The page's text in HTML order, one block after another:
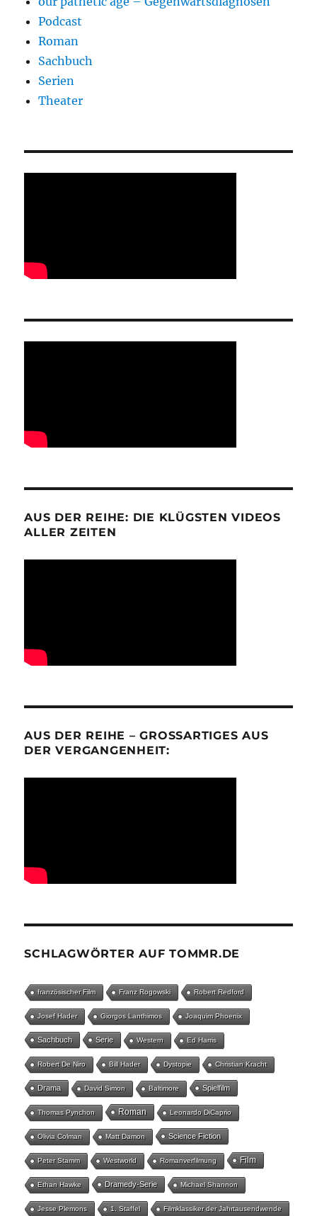
Podcast
Roman
Sachbuch
Serien
Theater
AUS DER REIHE: DIE KLÜGSTEN VIDEOS
ALLER ZEITEN
AUS DER REIHE – GROSSARTIGES AUS D
ER VERGANGENHEIT:
SCHLAGWÖRTER AUF TOMMR.DE
französischer Film Franz Rogowski Robert Redford
Josef Hader Giorgos Lanthimos Joaquim Phoenix
Sachbuch Serie Western Ed Harris
Robert De Niro Bill Hader Dystopie Christian Kracht
Drama David Simon Baltimore Spielfilm
Thomas Pynchon Roman Leonardo DiCaprio
Olivia Colman Matt Damon Science Fiction
Peter Stamm Westworld Romanverfilmung Film
Ethan Hawke Dramedy-Serie Michael Shannon
Jesse Plemons 1. Staffel Filmklassiker der Jahrtausendwende